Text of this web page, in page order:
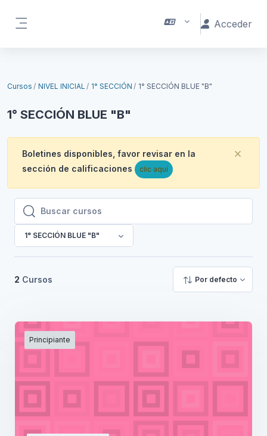
Acceder
Cursos NIVEL INICIAL 1° SECCIÓN 1° SECCIÓN BLUE "B"
1° SECCIÓN BLUE "B"
Boletines disponibles, favor revisar en la
sección de calificaciones
clic aquí
Buscar cursos
Buscar cursos
1° SECCIÓN BLUE "B"
2 Cursos Por defecto
Principiante